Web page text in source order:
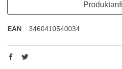
EAN 3460410540034